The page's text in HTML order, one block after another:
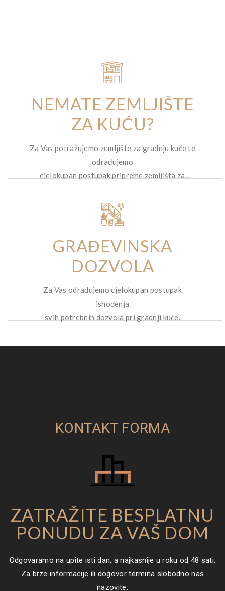
NEMATE ZEMLJIŠTE
ZA KUĆU?
Za Vas potražujemo zemljište za gradnju kuće te
odrađujemo
cjelokupan postupak pripreme zemljišta za
GRAĐEVINSKA
DOZVOLA
Za Vas odrađujemo cjelokupan postupak
ishođenja
svih potrebnih dozvola pri gradnji kuće.
KONTAKT FORMA
ZATRAŽITE BESPLATNU
PONUDU ZA VAŠ DOM
Odgovaramo na upite isti dan, a najkasnije u roku od 48 sati.
Za brze informacije ili dogovor termina slobodno nas
nazovite.